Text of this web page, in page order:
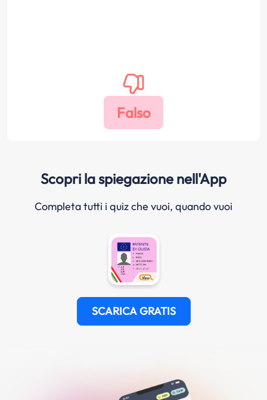
Scopri la spiegazione nell'App
Completa tutti i quiz che vuoi, quando vuoi
SCARICA GRATIS